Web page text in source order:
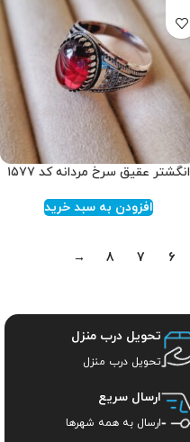
انگشتر عقیق سرخ مردانه کد ۱۵۷۷
افزودن به سبد خرید
6
7
8
→
تحویل درب منزل
تحویل درب منزل
ارسال سریع
ارسال به همه شهرها